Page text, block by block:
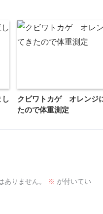
し
クビワトカゲ オレンジ
たので体重測定
ありません。 ※ が付いてい